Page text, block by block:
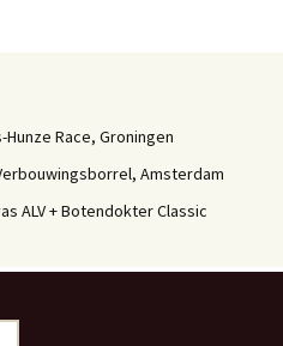
Hunze Race, Groningen
Amsterdam
ALV + Botendokter Classic